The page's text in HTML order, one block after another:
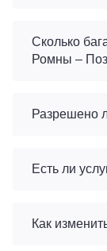
Сколько
Ромны –
Разрешено
Есть ли
Как